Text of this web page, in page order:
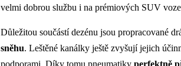
velmi dobrou službu i na prémiových SUV
Důležitou součástí dezénu jsou propracované
sněhu. Leštěné kanálky ještě zvyšují jejich
podporami. Díky tomu pneumatiky perfektně